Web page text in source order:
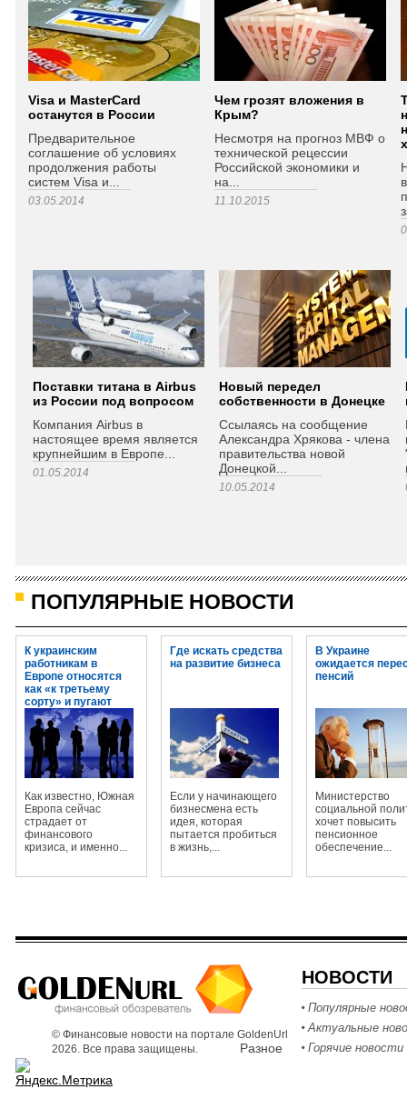
Visa и MasterCard
останутся в России
Предварительное
соглашение об условиях
продолжения работы
систем Visa и...
03.05.2014
Чем грозят вложения в
Крым?
Несмотря на прогноз МВФ о
технической рецессии
Российской экономики и
на...
11.10.2015
Поставки титана в Airbus
из России под вопросом
Компания Airbus в
настоящее время является
крупнейшим в Европе...
01.05.2014
Новый передел
собственности в Донецке
Ссылаясь на сообщение
Александра Хрякова - члена
правительства новой
Донецкой...
10.05.2014
ПОПУЛЯРНЫЕ НОВОСТИ
К украинским
работникам в
Европе относятся
как «к третьему
сорту» и пугают
огромными
штрафами
Как известно, Южная
Европа сейчас
страдает от
финансового
кризиса, и именно...
Где искать средства
на развитие бизнеса
Если у начинающего
бизнесмена есть
идея, которая
пытается пробиться
в жизнь,...
В Украине
ожидается
пенсий
Министерство
социальной
хочет повысить
пенсионное
обеспечение...
© Финансовые новости на портале GoldenUrl
2026. Все права защищены.
Разное
НОВОСТИ
Популярные
Актуальные
Горячие новости